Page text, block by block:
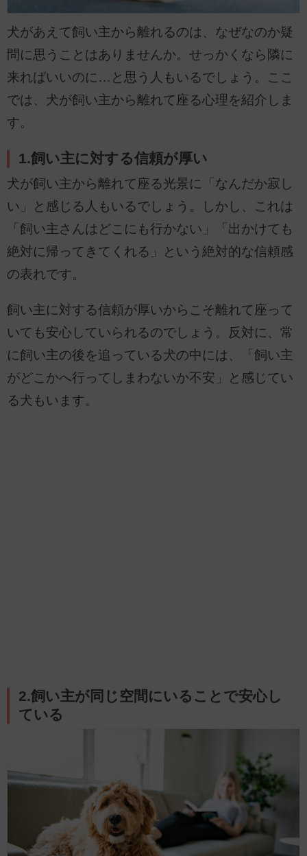
犬があえて飼い主から離れるのは、なぜなのか疑
問に思うことはありませんか。せっかくなら隣に
来ればいいのに…と思う人もいるでしょう。ここ
では、犬が飼い主から離れて座る心理を紹介しま
す。
1.飼い主に対する信頼が厚い
犬が飼い主から離れて座る光景に「なんだか寂し
い」と感じる人もいるでしょう。しかし、これは
「飼い主さんはどこにも行かない」「出かけても
絶対に帰ってきてくれる」という絶対的な信頼感
の表れです。
飼い主に対する信頼が厚いからこそ離れて座って
いても安心していられるのでしょう。反対に、常
に飼い主の後を追っている犬の中には、「飼い主
がどこかへ行ってしまわないか不安」と感じてい
る犬もいます。
2.飼い主が同じ空間にいることで安心し
ている